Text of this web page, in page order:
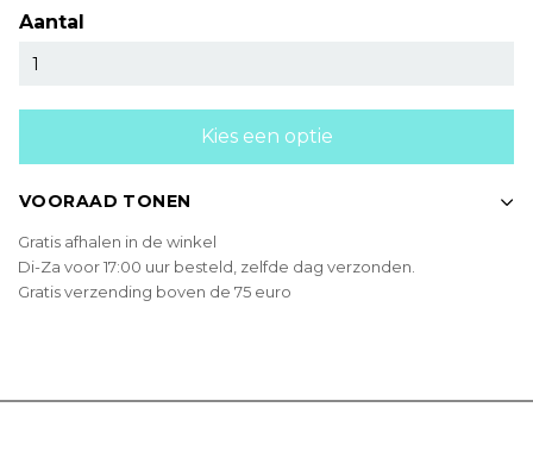
Aantal
Kies een optie
VOORAAD TONEN
Gratis afhalen in de winkel
Di-Za voor 17:00 uur besteld, zelfde dag verzonden.
Gratis verzending boven de 75 euro